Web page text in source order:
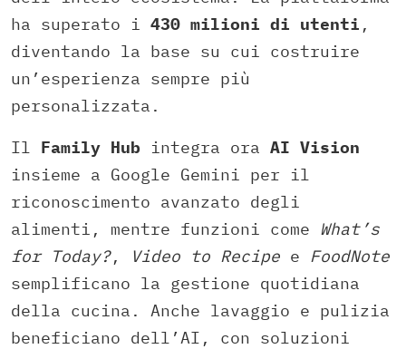
ha superato i 430 milioni di utenti ,
diventando la base su cui costruire
un’esperienza sempre più
personalizzata.
Il Family Hub integra ora AI Vision
insieme a Google Gemini per il
riconoscimento avanzato degli
alimenti, mentre funzioni come What’s
for Today?, Video to Recipe e FoodNote
semplificano la gestione quotidiana
della cucina. Anche lavaggio e pulizia
beneficiano dell’AI, con soluzioni